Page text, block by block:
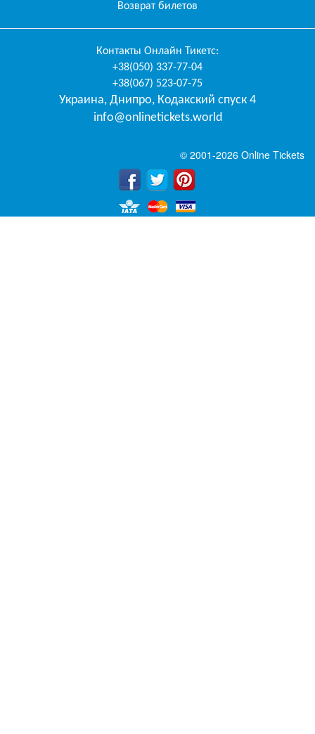
Возврат билетов
Контакты Онлайн Тикетс:
+38(050) 337-77-04
+38(067) 523-07-75
Украина, Днипро, Кодакский спуск 4
info@onlinetickets.world
© 2001-2026 Online Tickets